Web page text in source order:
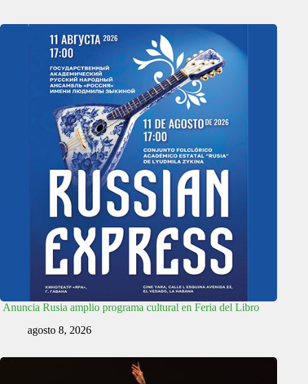
Anuncia Rusia amplio programa cultural en Feria del Libro
agosto 8, 2026